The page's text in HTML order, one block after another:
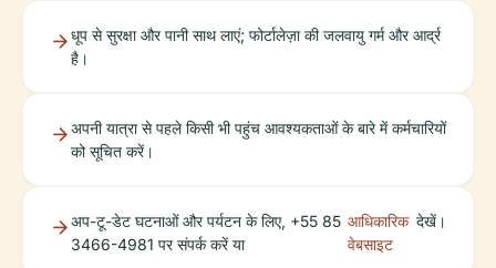
धूप से सुरक्षा और पानी साथ लाएं; फोर्टालेज़ा की जलवायु गर्म और आर्द्र
है।
अपनी यात्रा से पहले किसी भी पहुंच आवश्यकताओं के बारे में कर्मचारियों
को सूचित करें।
अप-टू-डेट घटनाओं और पर्यटन के लिए, +55 85
3466-4981 पर संपर्क करें या
आधिकारिक
वेबसाइट
देखें।